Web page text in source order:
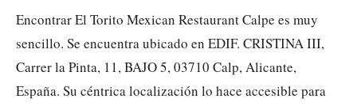
Encontrar El Torito Mexican Restaurant Calpe es muy
sencillo. Se encuentra ubicado en EDIF. CRISTINA III,
Carrer la Pinta, 11, BAJO 5, 03710 Calp, Alicante,
España. Su céntrica localización lo hace accesible para